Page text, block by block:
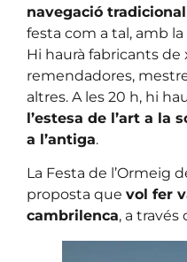
navegació tradicional
festa com a tal, amb la
Hi haurà fabricants de
remendadores,
altres. A les 20 h, hi
l’estesa de l’art a la
a l’antiga.
La Festa de l’Ormeig
proposta que vol fer
cambrilenca, a través